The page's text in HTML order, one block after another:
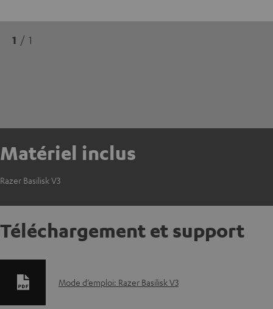
1 / 1
Matériel inclus
Razer Basilisk V3
Téléchargement et support
D
Mode d’emploi: Razer Basilisk V3